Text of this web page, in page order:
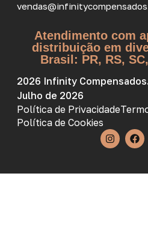
Atendimento com
distribuição em
Brasil: PR, RS,
2026 Infinity
Julho de 2026
Política de Privacidade
Política de Cookies